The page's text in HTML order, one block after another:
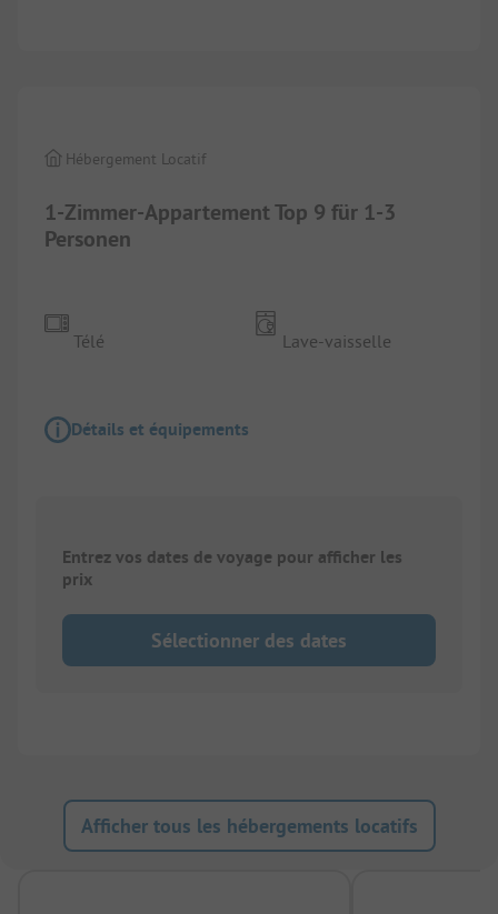
1-Zimmer-Appartement Top 9 für 1-3
Personen
Hébergement Locatif
Télé Lave-vaisselle
Détails et équipements
Entrez vos dates de voyage pour afficher les
prix
Sélectionner des dates
Afficher tous les hébergements locatifs